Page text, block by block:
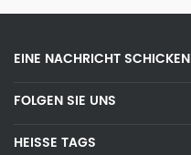
EINE NACHRICHT SCHICKEN
FOLGEN SIE UNS
HEISSE TAGS